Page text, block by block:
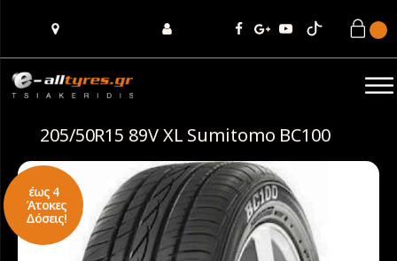
205/50R15 89V XL Sumitomo BC100
έως 4
Άτοκες
Δόσεις!